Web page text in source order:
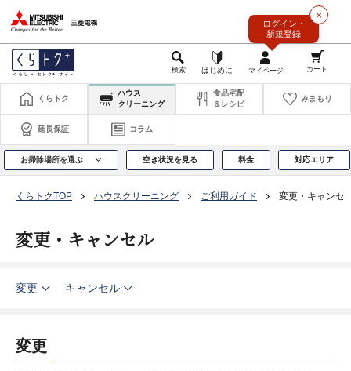
×
ログイン・
新規登録
くらトク
ハウス
クリーニング
食品宅配
＆レシピ
みまもり
延長保証 コラム
お掃除場所を選ぶ 空き状況を見る 料金 対応エリア
くらトクTOP ハウスクリーニング ご利用ガイド 変更・キャンセ
変更・キャンセル
変更 キャンセル
変更